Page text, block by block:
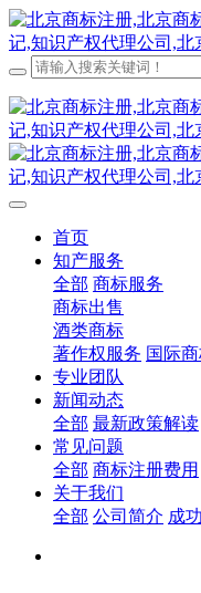
首页
知产服务
全部 商标服务
商标出售
酒类商标
著作权服务 国际
专业团队
新闻动态
全部 最新政策解读
常见问题
全部 商标注册费用
关于我们
全部 公司简介 成